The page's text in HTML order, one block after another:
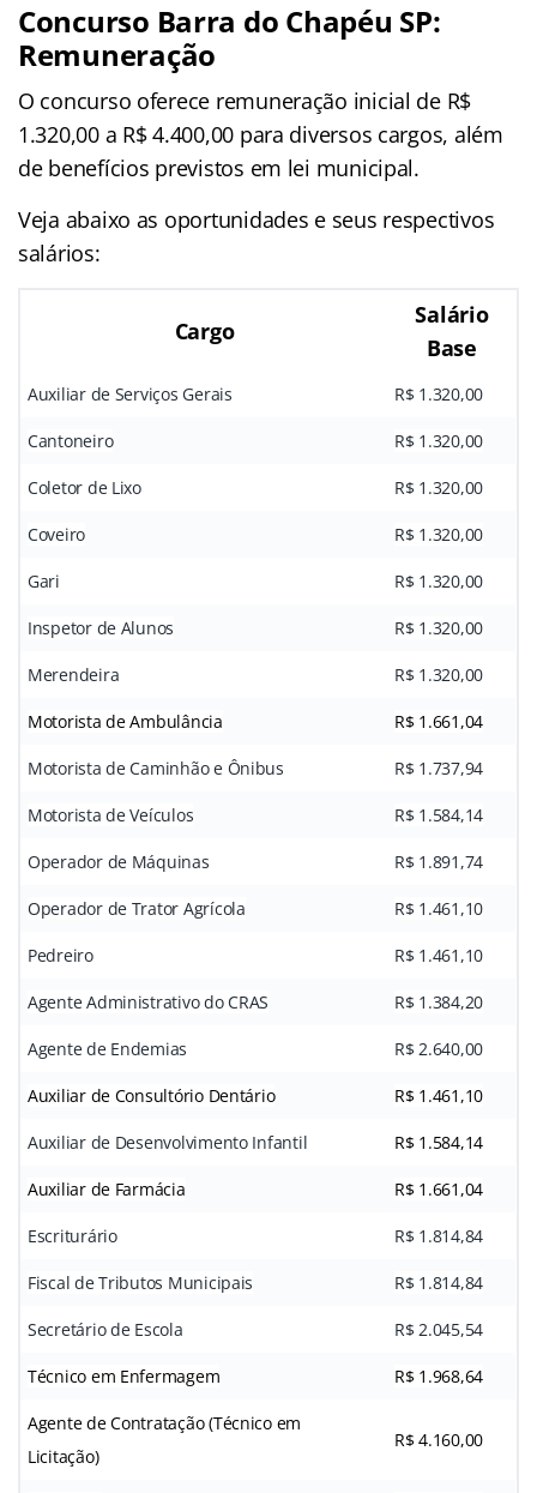
Concurso Barra do Chapéu SP:
Remuneração
O concurso oferece remuneração inicial de R$
1.320,00 a R$ 4.400,00 para diversos cargos, além
de benefícios previstos em lei municipal.
Veja abaixo as oportunidades e seus respectivos
salários:
Cargo
Salário
Base
Auxiliar de Serviços Gerais R$ 1.320,00
Cantoneiro R$ 1.320,00
Coletor de Lixo R$ 1.320,00
Coveiro R$ 1.320,00
Gari R$ 1.320,00
Inspetor de Alunos R$ 1.320,00
Merendeira R$ 1.320,00
Motorista de Ambulância R$ 1.661,04
Motorista de Caminhão e Ônibus R$ 1.737,94
Motorista de Veículos R$ 1.584,14
Operador de Máquinas R$ 1.891,74
Operador de Trator Agrícola R$ 1.461,10
Pedreiro R$ 1.461,10
Agente Administrativo do CRAS R$ 1.384,20
Agente de Endemias R$ 2.640,00
Auxiliar de Consultório Dentário R$ 1.461,10
Auxiliar de Desenvolvimento Infantil R$ 1.584,14
Auxiliar de Farmácia R$ 1.661,04
Escriturário R$ 1.814,84
Fiscal de Tributos Municipais R$ 1.814,84
Secretário de Escola R$ 2.045,54
Técnico em Enfermagem R$ 1.968,64
Agente de Contratação (Técnico em
Licitação)
R$ 4.160,00